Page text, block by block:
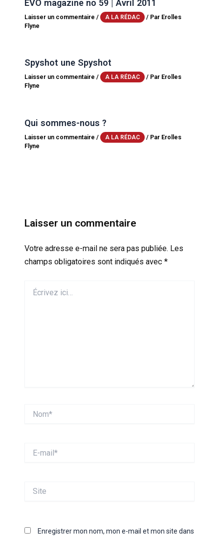
EVO magazine no 59 | Avril 2011
Laisser un commentaire / A LA RÉDAC / Par Erolles
Flyne
Spyshot une Spyshot
Laisser un commentaire / A LA RÉDAC / Par Erolles
Flyne
Qui sommes-nous ?
Laisser un commentaire / A LA RÉDAC / Par Erolles
Flyne
Laisser un commentaire
Votre adresse e-mail ne sera pas publiée. Les
champs obligatoires sont indiqués avec *
ici…
mail*
Enregistrer mon nom, mon e-mail et mon site dans